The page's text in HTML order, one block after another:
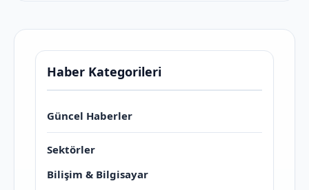
Haber Kategorileri
Güncel Haberler
Sektörler
Bilişim & Bilgisayar